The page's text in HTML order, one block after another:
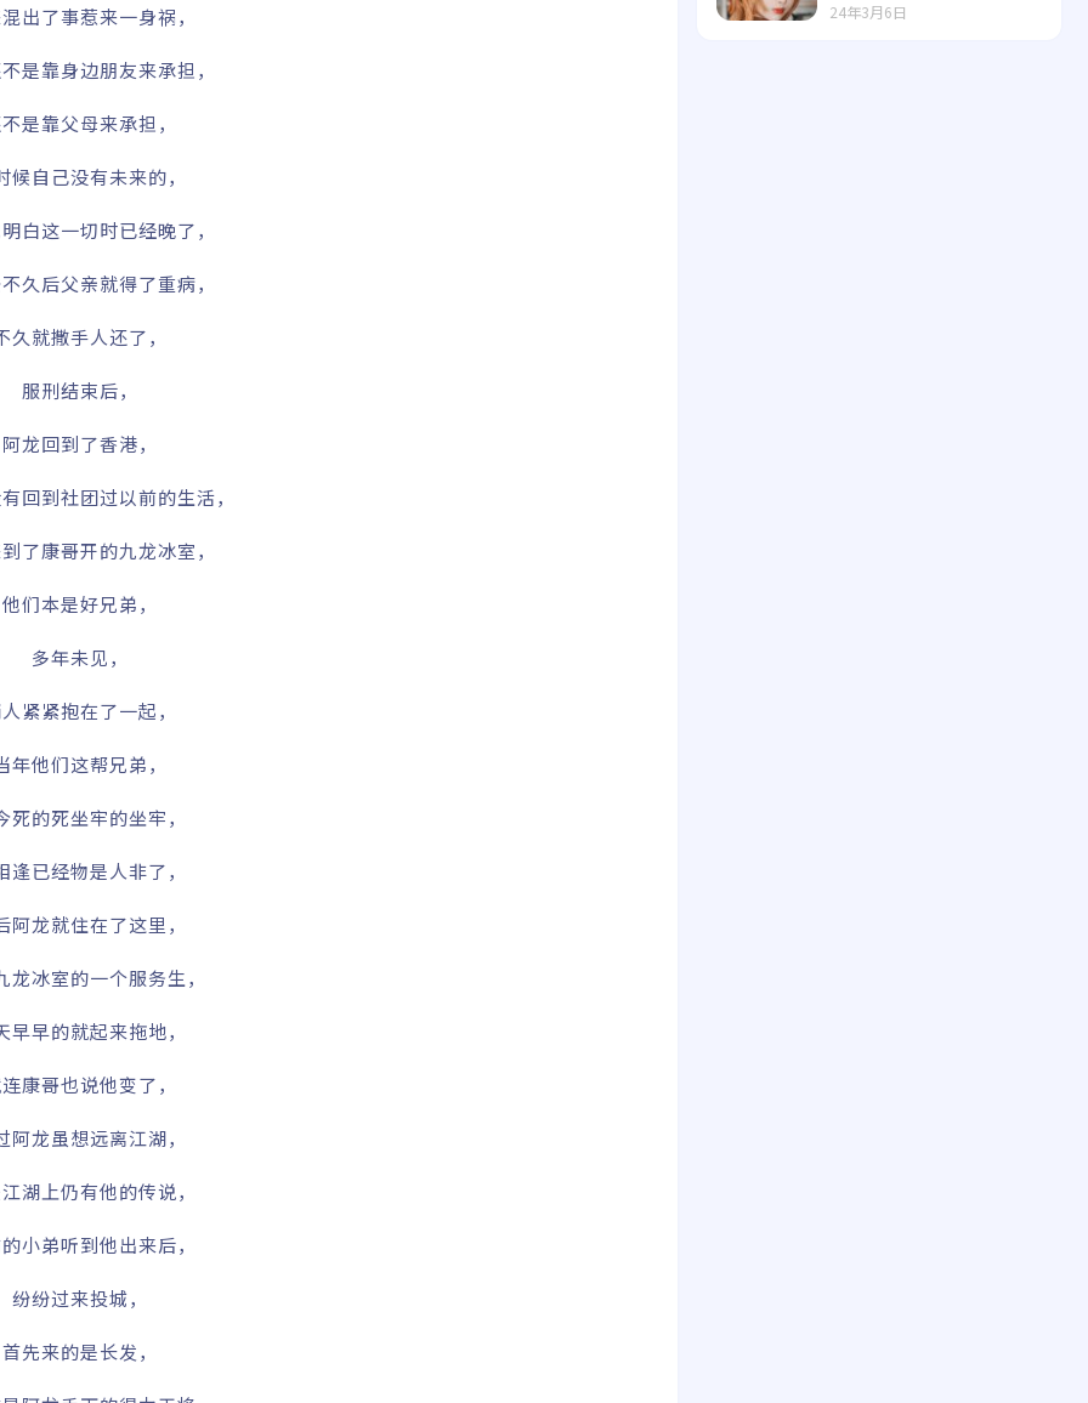
出了事惹来一身祸，
是靠身边朋友来承担，
是靠父母来承担，
候自己没有未来的，
白这一切时已经晚了，
久后父亲就得了重病，
久就撒手人还了，
服刑结束后，
阿龙回到了香港，
回到社团过以前的生活，
了康哥开的九龙冰室，
他们本是好兄弟，
多年未见，
紧紧抱在了一起，
年他们这帮兄弟，
死的死坐牢的坐牢，
逢已经物是人非了，
阿龙就住在了这里，
龙冰室的一个服务生，
早早的就起来拖地，
康哥也说他变了，
阿龙虽想远离江湖，
湖上仍有他的传说，
小弟听到他出来后，
纷纷过来投城，
首先来的是长发，
24年3月6日